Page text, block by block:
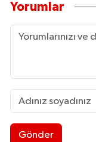
Yorumlar
Gönder